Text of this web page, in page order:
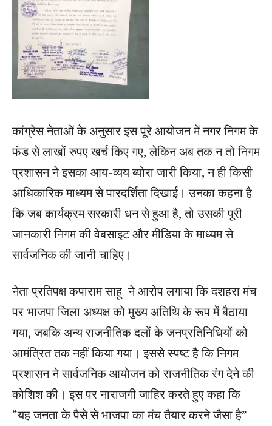
कांग्रेस नेताओं के अनुसार इस पूरे आयोजन में नगर निगम के
फंड से लाखों रुपए खर्च किए गए, लेकिन अब तक न तो निगम
प्रशासन ने इसका आय-व्यय ब्योरा जारी किया, न ही किसी
आधिकारिक माध्यम से पारदर्शिता दिखाई। उनका कहना है
कि जब कार्यक्रम सरकारी धन से हुआ है, तो उसकी पूरी
जानकारी निगम की वेबसाइट और मीडिया के माध्यम से
सार्वजनिक की जानी चाहिए।
नेता प्रतिपक्ष कपाराम साहू ने आरोप लगाया कि दशहरा मंच
पर भाजपा जिला अध्यक्ष को मुख्य अतिथि के रूप में बैठाया
गया, जबकि अन्य राजनीतिक दलों के जनप्रतिनिधियों को
आमंत्रित तक नहीं किया गया। इससे स्पष्ट है कि निगम
प्रशासन ने सार्वजनिक आयोजन को राजनीतिक रंग देने की
कोशिश की। इस पर नाराजगी जाहिर करते हुए कहा कि
“यह जनता के पैसे से भाजपा का मंच तैयार करने जैसा है”